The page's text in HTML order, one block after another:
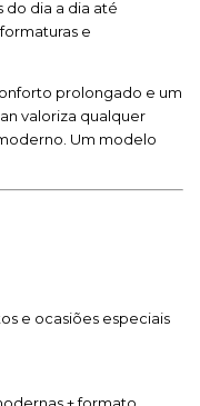
do dia a dia até
e
prolongado e um
valoriza qualquer
Um modelo
e ocasiões especiais